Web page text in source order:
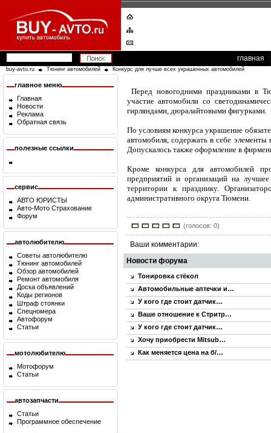
главная
buy-avto.ru Тюнинг автомобилей Конкурс для лучше всех украшенных автомобилей
главное меню
Главная
Новости
Реклама
Обратная связь
полезные ссылки
сервис
АВТО ЮРИСТЫ
Авто-Мото Страхование
Форум
автолюбителю
Советы автолюбителю
Тюнинг автомобилей
Обзор автомобилей
Ремонт автомобиля
Доска объявлений
Коды регионов
Штраф стоянки
Спецномера
Автофорум
Статьи
мотолюбителю
Мотофорум
Статьи
автозапчасти
Статьи
Программное обеспечение
Перед новогодними праздниками в
участие автомобили со
гирляндами, дюралайтовыми фигурками.
По условиям конкурса украшение
автомобиля, содержать в себе
Допускалось также оформление в
Кроме конкурса для автомобилей
предприятий и организаций на
территории к празднику.
административного округа Тюмени.
(голосов: 0)
Ваши комментарии:
Новости форума
Тонировка стёкол
Автомобильные аптечки и…
У кого где стоит датчик…
Ваше отношение к Стритр…
У кого где стоит датчик…
Хочу приобрести Mitsub…
Как меняется цена на б/…